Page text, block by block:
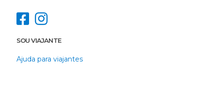
SOU VIAJANTE
Ajuda para viajantes